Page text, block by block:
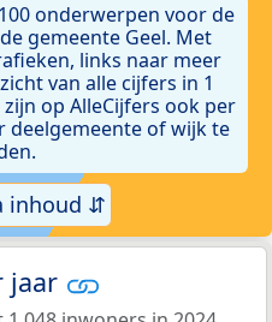
onderwerpen voor de
gemeente Geel. Met
links naar meer
van alle cijfers in 1
op AlleCijfers ook per
deelgemeente of wijk te
inhoud ⇵
jaar